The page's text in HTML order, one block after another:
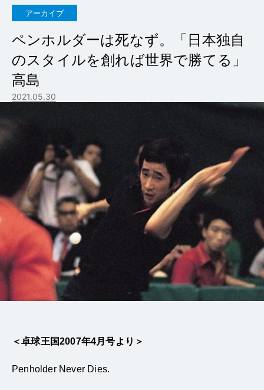
アーカイブ
ペンホルダーは死なず。「日本独自
のスタイルを創れば世界で勝てる」
高島
2021.05.30
＜卓球王国2007年4月号より＞
Penholder Never Dies.